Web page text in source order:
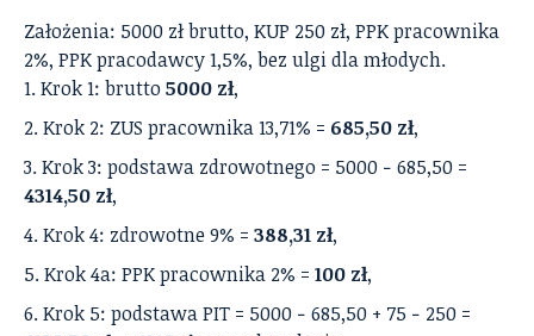
Założenia: 5000 zł brutto, KUP 250 zł, PPK pracownika
2%, PPK pracodawcy 1,5%, bez ulgi dla młodych.
Krok 1: brutto 5000 zł,
Krok 2: ZUS pracownika 13,71% = 685,50 zł,
Krok 3: podstawa zdrowotnego = 5000 − 685,50 =
4314,50 zł,
Krok 4: zdrowotne 9% = 388,31 zł,
Krok 4a: PPK pracownika 2% = 100 zł,
Krok 5: podstawa PIT = 5000 − 685,50 + 75 − 250 =